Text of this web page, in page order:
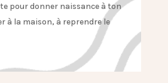
pour donner naissance à ton
à la maison, à reprendre le